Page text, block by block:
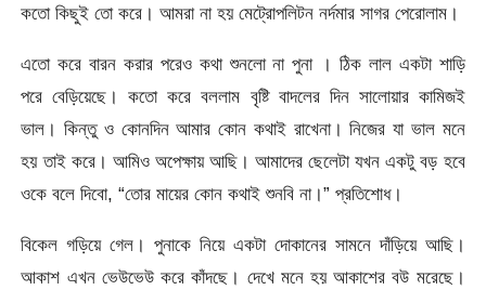
কতো কিছুই তো করে। আমরা না হয় মেট্রোপলিটন নর্দমার সাগর পেরোলাম।
এতো করে বারন করার পরেও কথা শুনলো না পুনা । ঠিক লাল একটা শাড়ি
পরে বেড়িয়েছে। কতো করে বললাম বৃষ্টি বাদলের দিন সালোয়ার কামিজই
ভাল। কিন্তু ও কোনদিন আমার কোন কথাই রাখেনা। নিজের যা ভাল মনে
হয় তাই করে। আমিও অপেক্ষায় আছি। আমাদের ছেলেটা যখন একটু বড় হবে
ওকে বলে দিবো, “তোর মায়ের কোন কথাই শুনবি না।” প্রতিশোধ।
বিকেল গড়িয়ে গেল। পুনাকে নিয়ে একটা দোকানের সামনে দাঁড়িয়ে আছি।
আকাশ এখন ভেউভেউ করে কাঁদছে। দেখে মনে হয় আকাশের বউ মরেছে।